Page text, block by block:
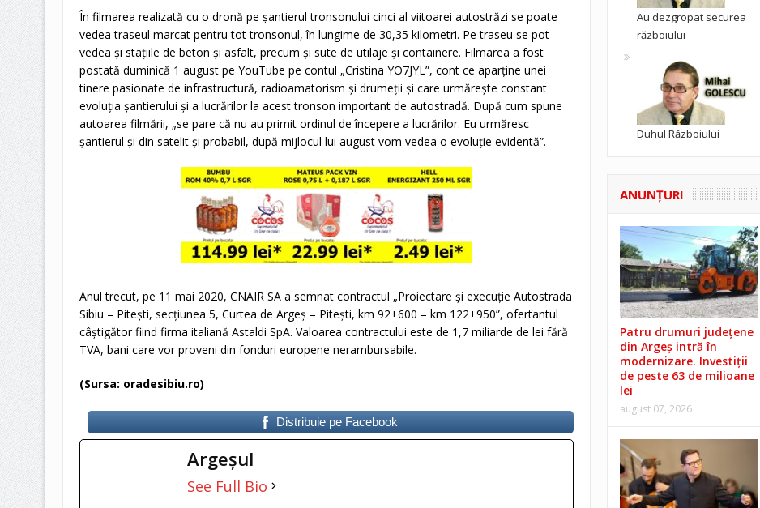
În filmarea realizată cu o dronă pe şantierul tronsonului cinci al viitoarei autostrăzi se poate
vedea traseul marcat pentru tot tronsonul, în lungime de 30,35 kilometri. Pe traseu se pot
vedea şi staţiile de beton şi asfalt, precum şi sute de utilaje şi containere. Filmarea a fost
postată duminică 1 august pe YouTube pe contul „Cristina YO7JYL”, cont ce aparţine unei
tinere pasionate de infrastructură, radioamatorism şi drumeţii şi care urmăreşte constant
evoluţia şantierului şi a lucrărilor la acest tronson important de autostradă. După cum spune
autoarea filmării, „se pare că nu au primit ordinul de începere a lucrărilor. Eu urmăresc
şantierul şi din satelit şi probabil, după mijlocul lui august vom vedea o evoluţie evidentă”.
Anul trecut, pe 11 mai 2020, CNAIR SA a semnat contractul „Proiectare şi execuţie Autostrada
Sibiu – Piteşti, secţiunea 5, Curtea de Argeş – Piteşti, km 92+600 – km 122+950”, ofertantul
câştigător fiind firma italiană Astaldi SpA. Valoarea contractului este de 1,7 miliarde de lei fără
TVA, bani care vor proveni din fonduri europene nerambursabile.
(Sursa: oradesibiu.ro)
Distribuie pe Facebook
Argeşul
See Full Bio
Au dezgropat securea
războiului
Duhul Războiului
ANUNŢURI
Patru drumuri județene
din Argeș intră în
modernizare. Investiții
de peste 63 de milioane
lei
august 07, 2026